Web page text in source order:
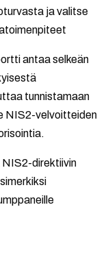
ja valitse
antaa selkeän
tunnistamaan
NIS2-velvoitteiden
NIS2-direktiivin